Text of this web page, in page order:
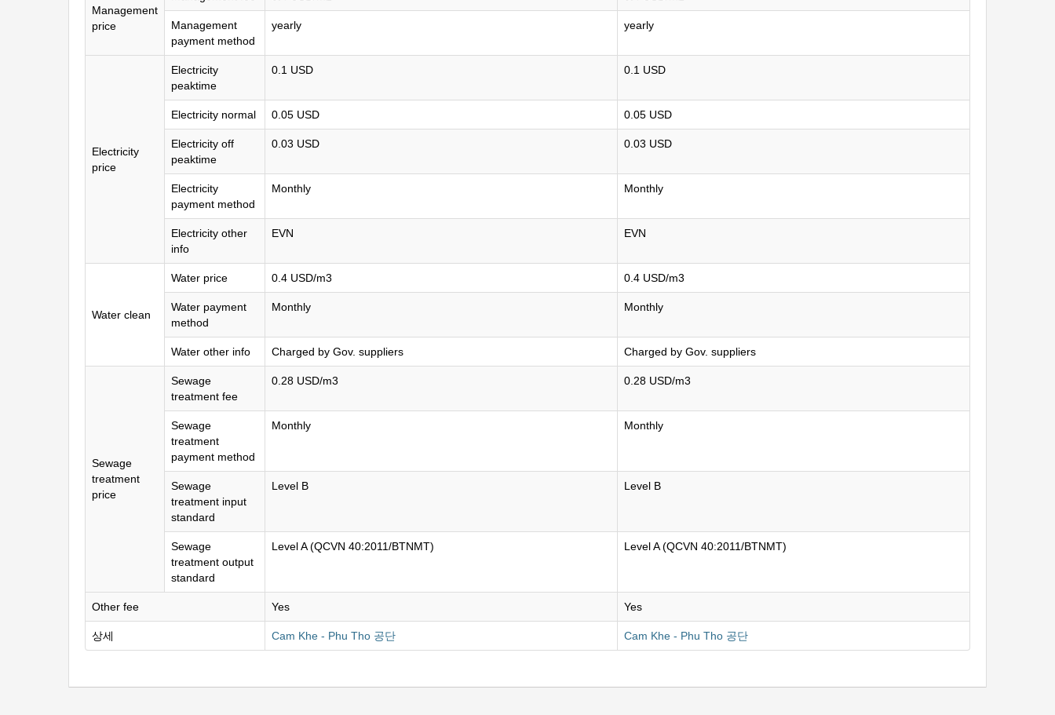
Management
price
Management
payment method
yearly yearly
Electricity
price
Electricity
peaktime
0.1 USD 0.1 USD
Electricity normal 0.05 USD 0.05 USD
Electricity off
peaktime
0.03 USD 0.03 USD
Electricity
payment method
Monthly Monthly
Electricity other
info
EVN EVN
Water clean
Water price 0.4 USD/m3 0.4 USD/m3
Water payment
method
Monthly Monthly
Water other info Charged by Gov. suppliers Charged by Gov. suppliers
Sewage
treatment
price
Sewage
treatment fee
0.28 USD/m3 0.28 USD/m3
Sewage
treatment
payment method
Monthly Monthly
Sewage
treatment input
standard
Level B Level B
Sewage
treatment output
standard
Level A (QCVN 40:2011/BTNMT) Level A (QCVN 40:2011/BTNMT)
Other fee Yes Yes
상세 Cam Khe - Phu Tho 공단 Cam Khe - Phu Tho 공단